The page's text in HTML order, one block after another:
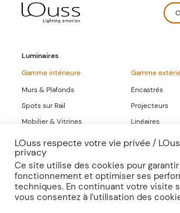
Luminaires
Gamme intérieure
Murs & Plafonds
Spots sur Rail
Mobilier & Vitrines
Gammes Complètes
Gamme
Encastrés
Projecteurs
Linéaires
Sur-mesure
Inspirations
Publications
Presse
LOuss respecte votre vie privée /
privacy
Ce site utilise des cookies pour
fonctionnement et optimiser ses
techniques. En continuant votre visite
vous consentez à l’utilisation des